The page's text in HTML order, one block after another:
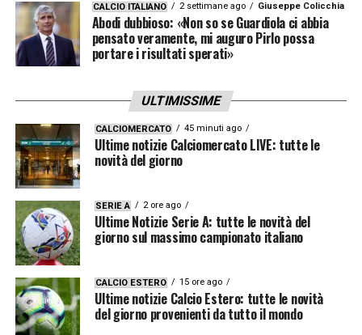
CALCIO ITALIANO 2 settimane ago Giuseppe Colicchia
Abodi dubbioso: «Non so se Guardiola ci abbia
pensato veramente, mi auguro Pirlo possa
portare i risultati sperati»
ULTIMISSIME
CALCIOMERCATO 45 minuti ago
Ultime notizie Calciomercato LIVE: tutte le
novità del giorno
SERIE A 2 ore ago
Ultime Notizie Serie A: tutte le novità del
giorno sul massimo campionato italiano
CALCIO ESTERO 15 ore ago
Ultime notizie Calcio Estero: tutte le novità
del giorno provenienti da tutto il mondo